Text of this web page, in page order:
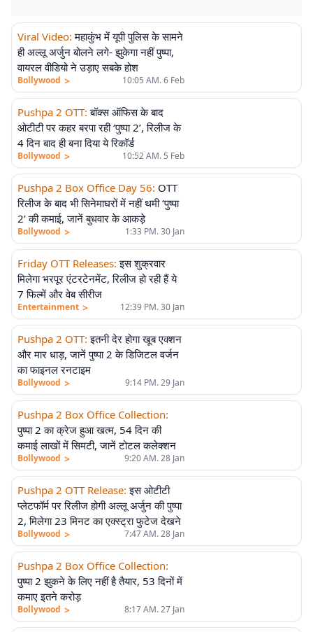
Viral Video: महाकुंभ में यूपी पुलिस के सामने
ही अल्लू अर्जुन बोलने लगे- झुकेगा नहीं पुष्पा,
वायरल वीडियो ने उड़ाए सबके होश
Bollywood > 10:05 AM. 6 Feb
Pushpa 2 OTT: बॉक्स ऑफिस के बाद
ओटीटी पर कहर बरपा रही ‘पुष्पा 2’, रिलीज के
4 दिन बाद ही बना दिया ये रिकॉर्ड
Bollywood > 10:52 AM. 5 Feb
Pushpa 2 Box Office Day 56: OTT
रिलीज के बाद भी सिनेमाघरों में नहीं थमी ‘पुष्पा
2’ की कमाई, जानें बुधवार के आकड़े
Bollywood > 1:33 PM. 30 Jan
Friday OTT Releases: इस शुक्रवार
मिलेगा भरपूर एंटरटेनमेंट, रिलीज हो रही हैं ये
7 फिल्में और वेब सीरीज
Entertainment > 12:39 PM. 30 Jan
Pushpa 2 OTT: इतनी देर होगा खूब एक्शन
और मार धाड़, जानें पुष्पा 2 के डिजिटल वर्जन
का फाइनल रनटाइम
Bollywood > 9:14 PM. 29 Jan
Pushpa 2 Box Office Collection:
पुष्पा 2 का क्रेज हुआ खत्म, 54 दिन की
कमाई लाखों में सिमटी, जानें टोटल कलेक्शन
Bollywood > 9:20 AM. 28 Jan
Pushpa 2 OTT Release: इस ओटीटी
प्लेटफॉर्म पर रिलीज होगी अल्लू अर्जुन की पुष्पा
2, मिलेगा 23 मिनट का एक्स्ट्रा फुटेज देखने
Bollywood > 7:47 AM. 28 Jan
Pushpa 2 Box Office Collection:
पुष्पा 2 झुकने के लिए नहीं है तैयार, 53 दिनों में
कमाए इतने करोड़
Bollywood > 8:17 AM. 27 Jan